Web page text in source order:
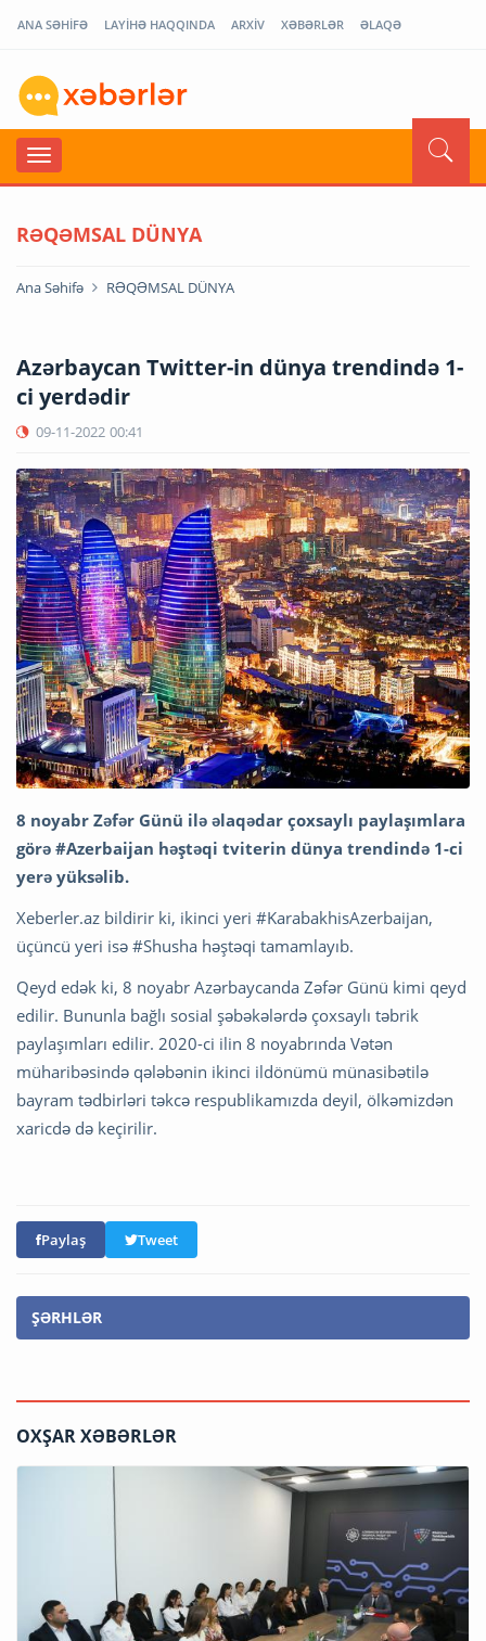
ANA SƏHİFƏ LAYİHƏ HAQQINDA ARXİV XƏBƏRLƏR ƏLAQƏ
RƏQƏMSAL DÜNYA
Ana Səhifə RƏQƏMSAL DÜNYA
Azərbaycan Twitter-in dünya trendində 1-
ci yerdədir
09-11-2022 00:41
8 noyabr Zəfər Günü ilə əlaqədar çoxsaylı paylaşımlara
görə #Azerbaijan həştəqi tviterin dünya trendində 1-ci
yerə yüksəlib.
Xeberler.az bildirir ki, ikinci yeri #KarabakhisAzerbaijan,
üçüncü yeri isə #Shusha həştəqi tamamlayıb.
Qeyd edək ki, 8 noyabr Azərbaycanda Zəfər Günü kimi qeyd
edilir. Bununla bağlı sosial şəbəkələrdə çoxsaylı təbrik
paylaşımları edilir. 2020-ci ilin 8 noyabrında Vətən
müharibəsində qələbənin ikinci ildönümü münasibətilə
bayram tədbirləri təkcə respublikamızda deyil, ölkəmizdən
xaricdə də keçirilir.
Paylaş Tweet
ŞƏRHLƏR
OXŞAR XƏBƏRLƏR